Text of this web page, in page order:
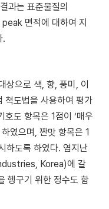
과는 표준물질의
면적에 대하여 지
.
으로 색, 향, 풍미, 이
척도법을 사용하여 평가
도 항목은 1점이 ‘매우
였으며, 짠맛 항목은 1
하도록 하였다. 염지난
Korea)에 갈
헹구기 위한 정수도 함